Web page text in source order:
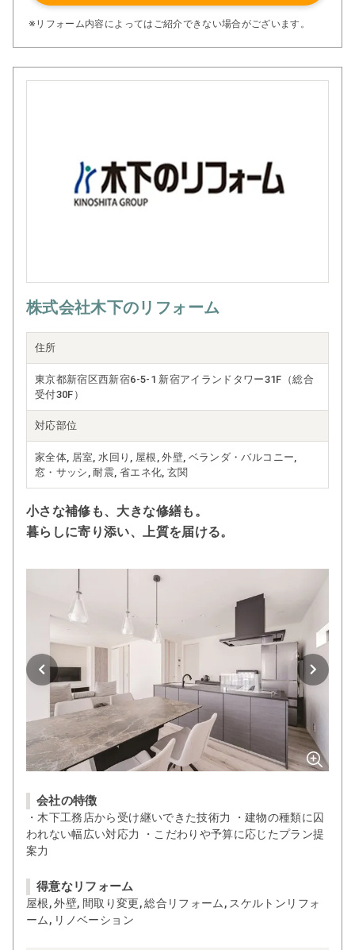
より、夏は涼しく冬は暖かい快適な住環境を実現していま
す。
付きで、安全性に対する信頼性も明確に示しています。
※リフォーム内容によってはご紹介できない場合がございます。
株式会社木下のリフォーム
住所
東京都新宿区西新宿6-5-1 新宿アイランドタワー31F（総合
受付30F）
対応部位
家全体, 居室, 水回り, 屋根, 外壁, ベランダ・バルコニー,
窓・サッシ, 耐震, 省エネ化, 玄関
小さな補修も、大きな修繕も。
暮らしに寄り添い、上質を届ける。
会社の特徴
・木下工務店から受け継いできた技術力 ・建物の種類に囚
われない幅広い対応力 ・こだわりや予算に応じたプラン提
案力
得意なリフォーム
屋根, 外壁, 間取り変更, 総合リフォーム, スケルトンリフォ
ーム, リノベーション